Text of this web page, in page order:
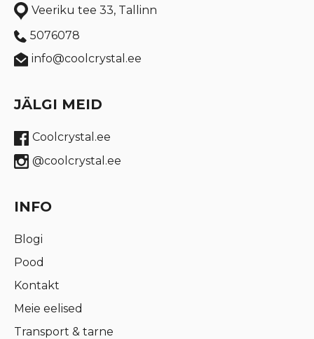
Veeriku tee 33, Tallinn
5076078
info@coolcrystal.ee
JÄLGI MEID
Coolcrystal.ee
@coolcrystal.ee
INFO
Blogi
Pood
Kontakt
Meie eelised
Transport & tarne